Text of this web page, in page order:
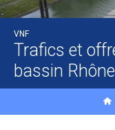
VNF
Trafics et
bassin